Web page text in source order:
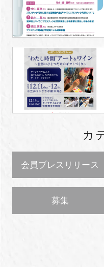
カ
会員プレスリリース
募集